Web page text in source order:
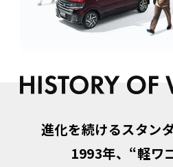
進化を続けるスタン
1993年、“軽ワ